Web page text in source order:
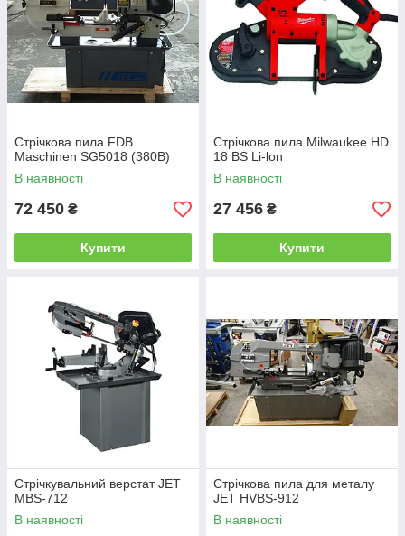
Стрічкова пила FDB
Maschinen SG5018 (380В)
В наявності
72 450 ₴
Купити
Стрічкова пила Milwaukee HD
18 BS Li-lon
В наявності
27 456 ₴
Купити
Стрічкувальний верстат JET
MBS-712
В наявності
Стрічкова пила для металу
JET HVBS-912
В наявності